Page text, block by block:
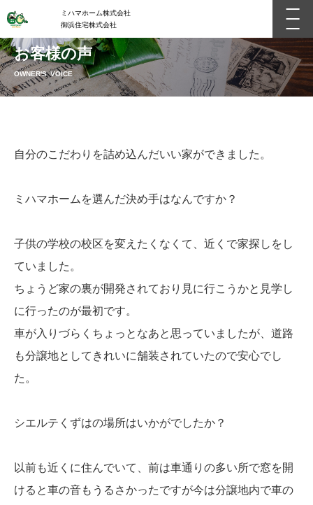
ミハマホーム株式会社
御浜住宅株式会社
お客様の声
OWNER'S VOICE
自分のこだわりを詰め込んだいい家ができました。
ミハマホームを選んだ決め手はなんですか？
子供の学校の校区を変えたくなくて、近くで家探しをし
ていました。
ちょうど家の裏が開発されており見に行こうかと見学し
に行ったのが最初です。
車が入りづらくちょっとなあと思っていましたが、 道路
も分譲地としてきれいに舗装されていたので安心でし
た。
シエルテくずはの場所はいかがでしたか？
以前も近くに住んでいて、前は車通りの多い所で窓を開
けると車の音もうるさかったですが今は分譲地内で車の